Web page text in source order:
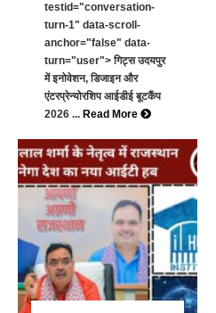
testid="conversation-
turn-1" data-scroll-
anchor="false" data-
turn="user"> गिट्स उदयपुर
में इनोवेशन, डिजाइन और
एंटरप्रेन्योरशिप आईडीई बूटकैंप
2026 ... Read More